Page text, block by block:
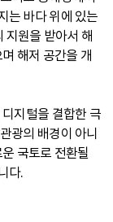
는 바다 위에 있는
지원을 받아서 해
해저 공간을 개
지털을 결합한 극
광의 배경이 아니
국토로 전환될
다.